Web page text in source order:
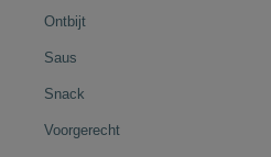
Ontbijt
Saus
Snack
Voorgerecht